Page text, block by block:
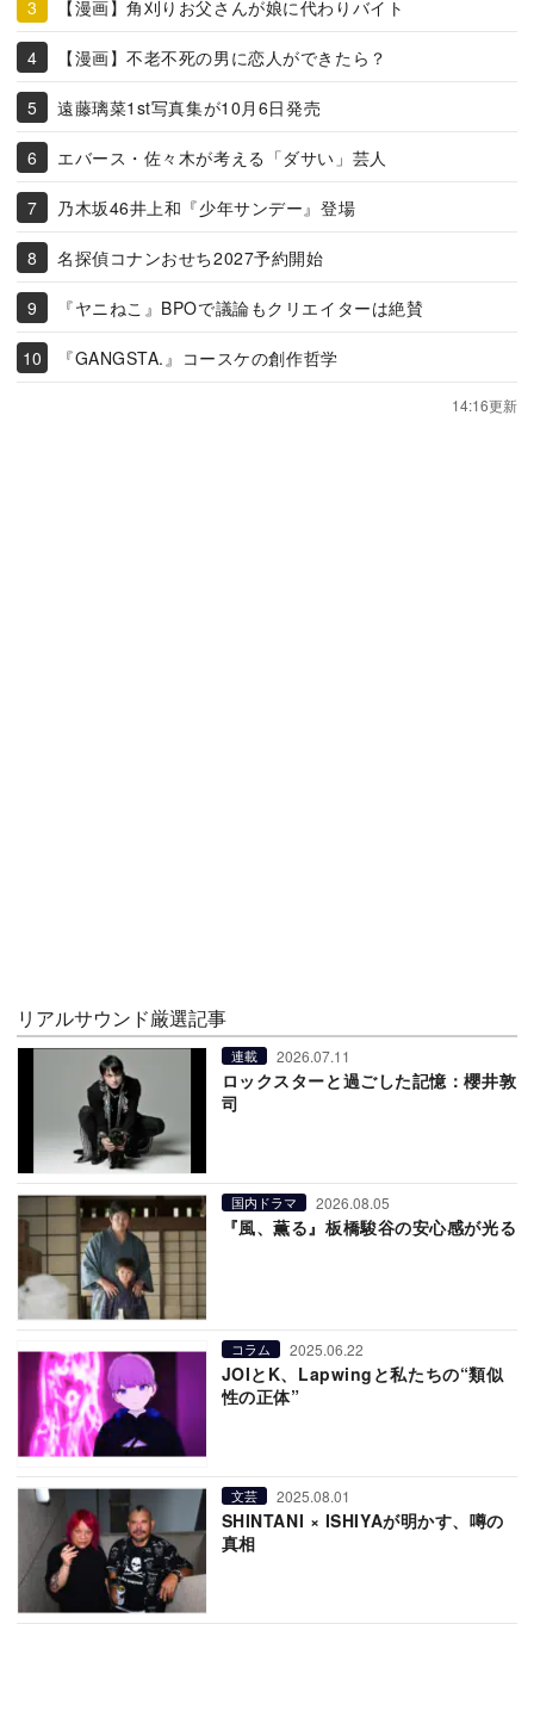
【漫画】角刈りお父さんが娘に代わりバイト
【漫画】不老不死の男に恋人ができたら？
遠藤璃菜1st写真集が10月6日発売
エバース・佐々木が考える「ダサい」芸人
乃木坂46井上和『少年サンデー』登場
名探偵コナンおせち2027予約開始
『ヤニねこ』BPOで議論もクリエイターは絶賛
『GANGSTA.』コースケの創作哲学
14:16更新
リアルサウンド厳選記事
連載 2026.07.11
ロックスターと過ごした記憶：櫻井敦
司
国内ドラマ 2026.08.05
『風、薫る』板橋駿谷の安心感が光る
コラム 2025.06.22
JOIとK、Lapwingと私たちの“類似
性の正体”
文芸 2025.08.01
SHINTANI × ISHIYAが明かす、噂の
真相